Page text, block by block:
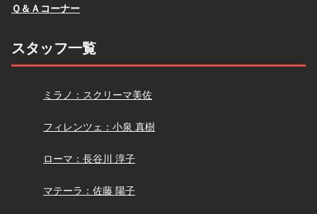
Ｑ＆Ａコーナー
スタッフ一覧
スクリーマ
ミラノ：スクリーマ美佐
小泉
フィレンツェ：小泉 真樹
長谷川
ローマ：長谷川 淳子
佐藤
マテーラ：佐藤 陽子